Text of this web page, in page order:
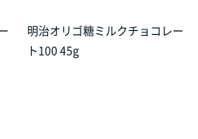
明治オリゴ糖ミルクチョコレー
ト100 45g